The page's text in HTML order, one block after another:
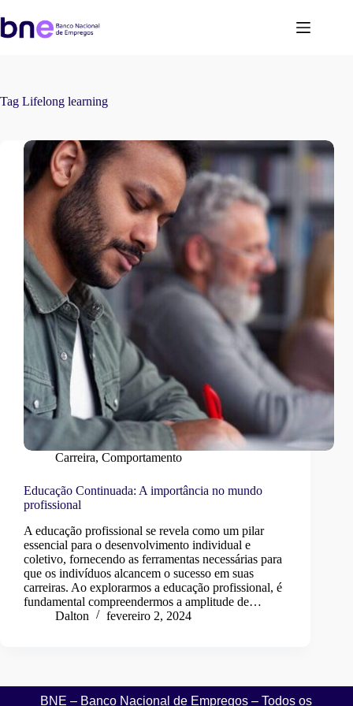
Tag Lifelong learning
Carreira, Comportamento
Educação Continuada: A importância no mundo
profissional
A educação profissional se revela como um pilar
essencial para o desenvolvimento individual e
coletivo, fornecendo as ferramentas necessárias para
que os indivíduos alcancem o sucesso em suas
carreiras. Ao explorarmos a educação profissional, é
fundamental compreendermos a amplitude de…
Dalton
fevereiro 2, 2024
BNE – Banco Nacional de Empregos – Todos os